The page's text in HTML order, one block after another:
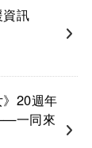
訊
》20週年
一同來